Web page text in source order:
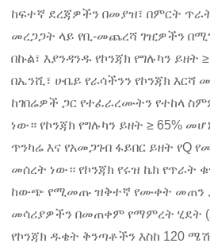
ከፍተኛ ደረጃዎችን በመያዝ፣ በምርት
መረጋጋት ላይ የቢ-መጨረሻ ገዢዎችን
በኩል፣ እያንዳንዱ የኮንጃክ የግሉካን ይዘት
በኤንሺ፣ ሁቤይ የራሳችንን የኮንጃክ እርሻ
ከገበሬዎች ጋር የተፈራረሙትን የተከላ
ነው። የኮንጃክ የግሉካን ይዘት ≥ 65%
ጥንካሬ እና የአመጋገብ ፋይበር ይዘት የQ
መሰረት ነው። የኮንጃክ የሩዝ ኬክ የጥራት
ከውጭ የሚመጡ ዝቅተኛ የሙቀት መጠን
መሳሪያዎችን በመጠቀም የማምረት ሂደት
የኮንጃክ ዱቄት ቅንጣቶችን እስከ 120